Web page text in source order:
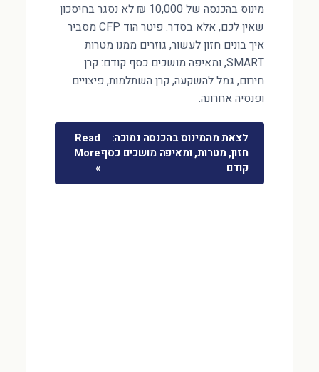
מינוס בהכנסה של 10,000 ₪ לא נסגר בחיסכון
שאין לכם, אלא בסדר. פיטר הוד CFP מסביר
איך בונים חזון לעשור, גוזרים ממנו מטרות
SMART, ומאיפה מושכים כסף קודם: קרן
חירום, גמל להשקעה, קרן השתלמות, פיצויים
ופנסיה אחרונה.
לצאת מהמינוס בהכנסה נמוכה:
חזון, מטרות, ומאיפה מושכים כסף
קודם
Read
More
»